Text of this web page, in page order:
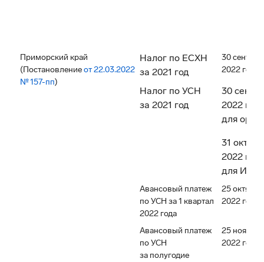
Приморский край
(Постановлениеот 22.03.2022
№ 157-пп)
Налог по ЕСХН
за 2021 год
30
2022 года
Налог по УСН
за 2021 год
30
2022
для
31
2022
для ИП
Авансовый платеж
по УСН за 1 квартал
2022 года
25 октября
2022 года
Авансовый платеж
по УСН
за полугодие
25 ноября
2022 года